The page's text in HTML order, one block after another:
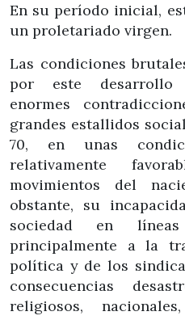
En su período inicial,
un proletariado virgen.
Las condiciones
por este desarrollo
enormes
grandes estallidos
70, en unas
relativamente
movimientos del
obstante, su
sociedad en
principalmente a la
política y de los
consecuencias
religiosos,